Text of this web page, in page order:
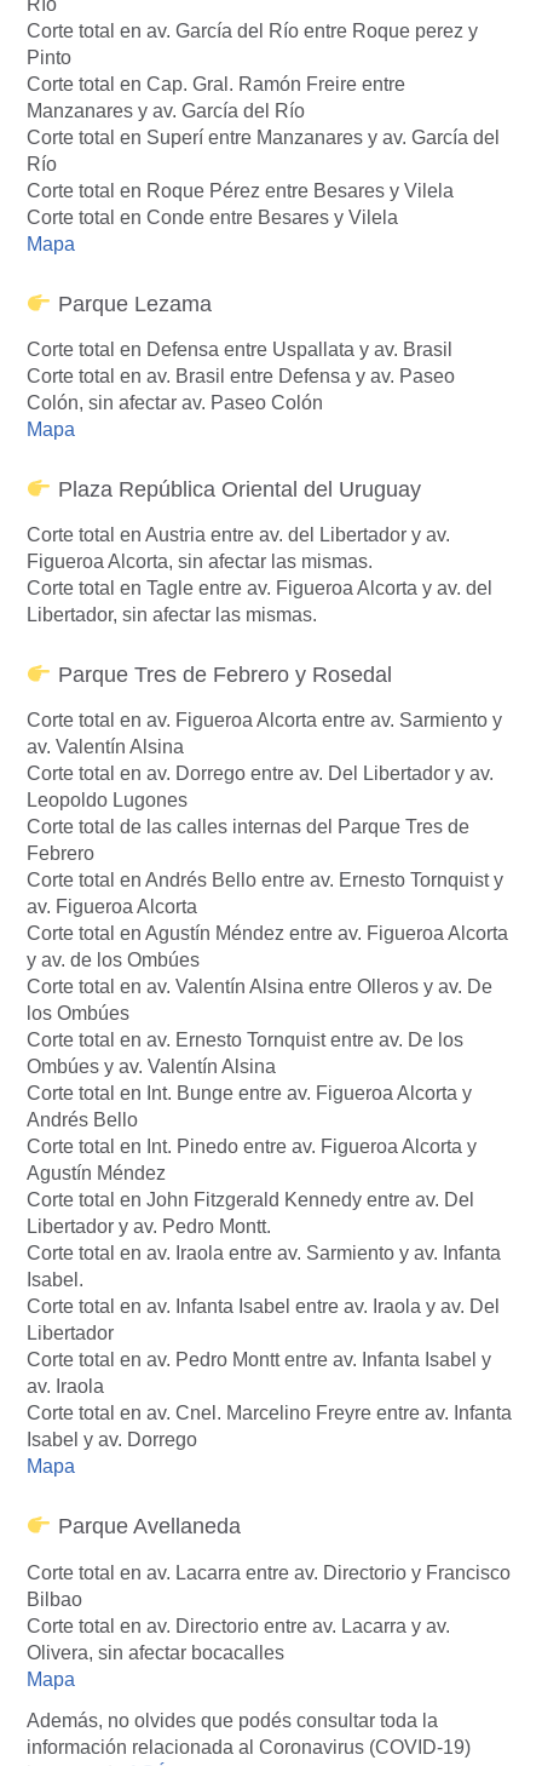
Corte total en av. García del Río entre Roque perez y
Pinto
Corte total en Cap. Gral. Ramón Freire entre
Manzanares y av. García del Río
Corte total en Superí entre Manzanares y av. García del
Río
Corte total en Roque Pérez entre Besares y Vilela
Corte total en Conde entre Besares y Vilela
Mapa
Parque Lezama
Corte total en Defensa entre Uspallata y av. Brasil
Corte total en av. Brasil entre Defensa y av. Paseo
Colón, sin afectar av. Paseo Colón
Mapa
Plaza República Oriental del Uruguay
Corte total en Austria entre av. del Libertador y av.
Figueroa Alcorta, sin afectar las mismas.
Corte total en Tagle entre av. Figueroa Alcorta y av. del
Libertador, sin afectar las mismas.
Parque Tres de Febrero y Rosedal
Corte total en av. Figueroa Alcorta entre av. Sarmiento y
av. Valentín Alsina
Corte total en av. Dorrego entre av. Del Libertador y av.
Leopoldo Lugones
Corte total de las calles internas del Parque Tres de
Febrero
Corte total en Andrés Bello entre av. Ernesto Tornquist y
av. Figueroa Alcorta
Corte total en Agustín Méndez entre av. Figueroa Alcorta
y av. de los Ombúes
Corte total en av. Valentín Alsina entre Olleros y av. De
los Ombúes
Corte total en av. Ernesto Tornquist entre av. De los
Ombúes y av. Valentín Alsina
Corte total en Int. Bunge entre av. Figueroa Alcorta y
Andrés Bello
Corte total en Int. Pinedo entre av. Figueroa Alcorta y
Agustín Méndez
Corte total en John Fitzgerald Kennedy entre av. Del
Libertador y av. Pedro Montt.
Corte total en av. Iraola entre av. Sarmiento y av. Infanta
Isabel.
Corte total en av. Infanta Isabel entre av. Iraola y av. Del
Libertador
Corte total en av. Pedro Montt entre av. Infanta Isabel y
av. Iraola
Corte total en av. Cnel. Marcelino Freyre entre av. Infanta
Isabel y av. Dorrego
Mapa
Parque Avellaneda
Corte total en av. Lacarra entre av. Directorio y Francisco
Bilbao
Corte total en av. Directorio entre av. Lacarra y av.
Olivera, sin afectar bocacalles
Mapa
Además, no olvides que podés consultar toda la
información relacionada al Coronavirus (COVID-19)